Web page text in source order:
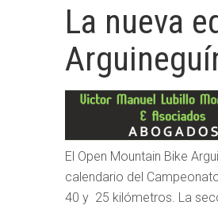
La nueva
El Open Mountain Bike
calendario del
40 y 25 kilómetros. La